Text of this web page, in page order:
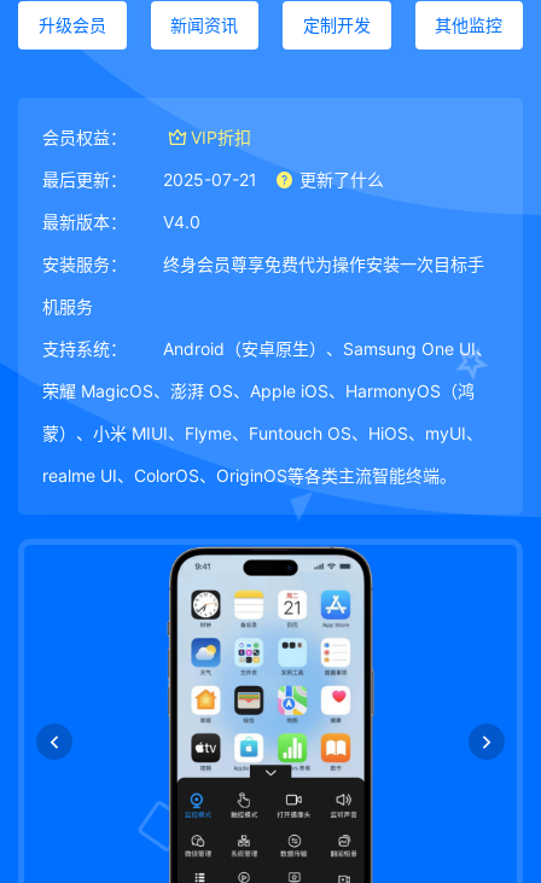
升级会员 新闻资讯 定制开发 其他监控
会员权益： VIP折扣
最后更新： 2025-07-21 更新了什么
最新版本： V4.0
安装服务： 终身会员尊享免费代为操作安装一次目标手
机服务
支持系统： Android（安卓原生）、Samsung One UI、
荣耀 MagicOS、澎湃 OS、Apple iOS、HarmonyOS（鸿
蒙）、小米 MIUI、Flyme、Funtouch OS、HiOS、myUI、
realme UI、ColorOS、OriginOS等各类主流智能终端。